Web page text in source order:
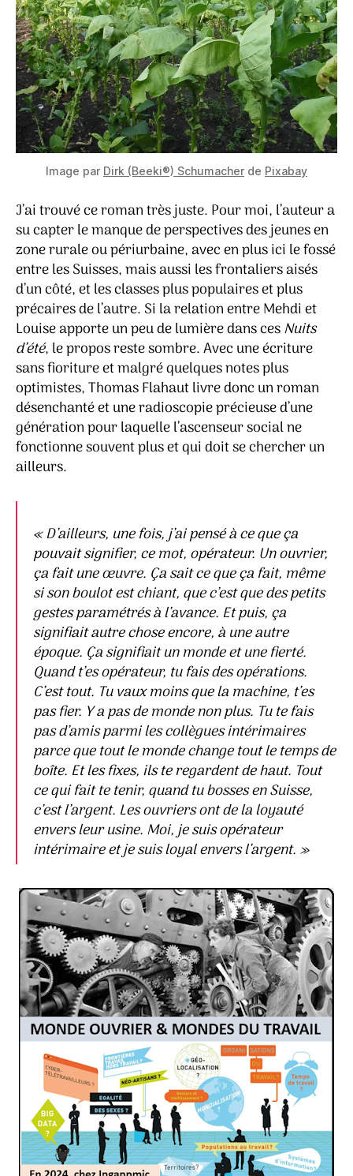
Image par Dirk (Beeki®) Schumacher de Pixabay
J’ai trouvé ce roman très juste. Pour moi, l’auteur a
su capter le manque de perspectives des jeunes en
zone rurale ou périurbaine, avec en plus ici le fossé
entre les Suisses, mais aussi les frontaliers aisés
d’un côté, et les classes plus populaires et plus
précaires de l’autre. Si la relation entre Mehdi et
Louise apporte un peu de lumière dans cesNuits
d’été, le propos reste sombre. Avec une écriture
sans fioriture et malgré quelques notes plus
optimistes, Thomas Flahaut livre donc un roman
désenchanté et une radioscopie précieuse d’une
génération pour laquelle l’ascenseur social ne
fonctionne souvent plus et qui doit se chercher un
ailleurs.
« D’ailleurs, une fois, j’ai pensé à ce que ça
pouvait signifier, ce mot, opérateur. Un ouvrier,
ça fait une œuvre. Ça sait ce que ça fait, même
si son boulot est chiant, que c’est que des petits
gestes paramétrés à l’avance. Et puis, ça
signifiait autre chose encore, à une autre
époque. Ça signifiait un monde et une fierté.
Quand t’es opérateur, tu fais des opérations.
C’est tout. Tu vaux moins que la machine, t’es
pas fier. Y a pas de monde non plus. Tu te fais
pas d’amis parmi les collègues intérimaires
parce que tout le monde change tout le temps de
boîte. Et les fixes, ils te regardent de haut. Tout
ce qui fait te tenir, quand tu bosses en Suisse,
c’est l’argent. Les ouvriers ont de la loyauté
envers leur usine. Moi, je suis opérateur
intérimaire et je suis loyal envers l’argent. »